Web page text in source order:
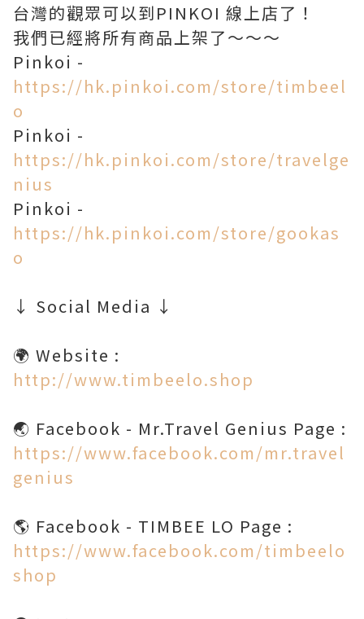
台灣的觀眾可以到PINKOI 線上店了！
我們已經將所有商品上架了～～～
Pinkoi -
https://hk.pinkoi.com/store/timbeel
o
Pinkoi -
https://hk.pinkoi.com/store/travelge
nius
Pinkoi -
https://hk.pinkoi.com/store/gookas
o
↓ Social Media ↓
http://www.timbeelo.shop
https://www.facebook.com/mr.travel
genius
https://www.facebook.com/timbeelo
shop